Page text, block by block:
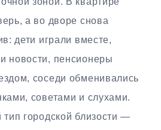
а во дворе снова
дети играли вместе,
новости, пенсионеры
соседи обменивались
советами и слухами.
городской близости —